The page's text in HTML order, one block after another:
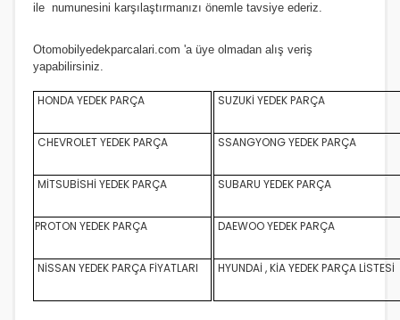
ile numunesini karşılaştırmanızı önemle tavsiye ederiz.
Otomobilyedekparcalari.com 'a üye olmadan alış veriş
yapabilirsiniz.
HONDA YEDEK PARÇA SUZUKİ YEDEK PARÇA
CHEVROLET YEDEK PARÇA SSANGYONG YEDEK PARÇA
MİTSUBİSHİ YEDEK PARÇA SUBARU YEDEK PARÇA
PROTON YEDEK PARÇA DAEWOO YEDEK PARÇA
NİSSAN YEDEK PARÇA FİYATLARI HYUNDAİ , KİA YEDEK PARÇA LİSTESİ